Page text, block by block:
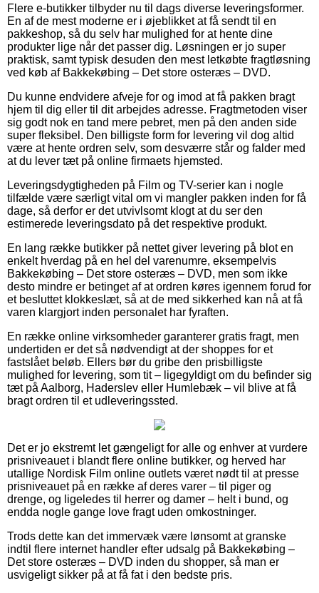
Flere e-butikker tilbyder nu til dags diverse leveringsformer.
En af de mest moderne er i øjeblikket at få sendt til en
pakkeshop, så du selv har mulighed for at hente dine
produkter lige når det passer dig. Løsningen er jo super
praktisk, samt typisk desuden den mest letkøbte fragtløsning
ved køb af Bakkekøbing – Det store osteræs – DVD.
Du kunne endvidere afveje for og imod at få pakken bragt
hjem til dig eller til dit arbejdes adresse. Fragtmetoden viser
sig godt nok en tand mere pebret, men på den anden side
super fleksibel. Den billigste form for levering vil dog altid
være at hente ordren selv, som desværre står og falder med
at du lever tæt på online firmaets hjemsted.
Leveringsdygtigheden på Film og TV-serier kan i nogle
tilfælde være særligt vital om vi mangler pakken inden for få
dage, så derfor er det utvivlsomt klogt at du ser den
estimerede leveringsdato på det respektive produkt.
En lang række butikker på nettet giver levering på blot en
enkelt hverdag på en hel del varenumre, eksempelvis
Bakkekøbing – Det store osteræs – DVD, men som ikke
desto mindre er betinget af at ordren køres igennem forud for
et besluttet klokkeslæt, så at de med sikkerhed kan nå at få
varen klargjort inden personalet har fyraften.
En række online virksomheder garanterer gratis fragt, men
undertiden er det så nødvendigt at der shoppes for et
fastslået beløb. Ellers bør du gribe den prisbilligste
mulighed for levering, som tit – ligegyldigt om du befinder sig
tæt på Aalborg, Haderslev eller Humlebæk – vil blive at få
bragt ordren til et udleveringssted.
Det er jo ekstremt let gængeligt for alle og enhver at vurdere
prisniveauet i blandt flere online butikker, og herved har
utallige Nordisk Film online outlets været nødt til at presse
prisniveauet på en række af deres varer – til piger og
drenge, og ligeledes til herrer og damer – helt i bund, og
endda nogle gange love fragt uden omkostninger.
Trods dette kan det immervæk være lønsomt at granske
indtil flere internet handler efter udsalg på Bakkekøbing –
Det store osteræs – DVD inden du shopper, så man er
usvigeligt sikker på at få fat i den bedste pris.